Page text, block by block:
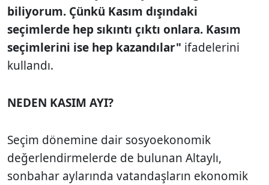
biliyorum. Çünkü Kasım dışındaki
seçimlerde hep sıkıntı çıktı onlara. Kasım
seçimlerini ise hep kazandılar" ifadelerini
kullandı.
NEDEN KASIM AYI?
Seçim dönemine dair sosyoekonomik
değerlendirmelerde de bulunan Altaylı,
sonbahar aylarında vatandaşların ekonomik